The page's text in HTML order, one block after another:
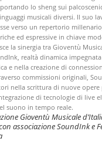
lo sheng sui
musicali diversi. Il suo
verso un repertorio
ed espressive in chiave
la sinergia tra Gioventù
realtà dinamica
e nella creazione di
commissioni originali,
nella scrittura di nuove opere
di tecnologie di live
suono in tempo reale.
Gioventù Musicale
associazione SoundInk e